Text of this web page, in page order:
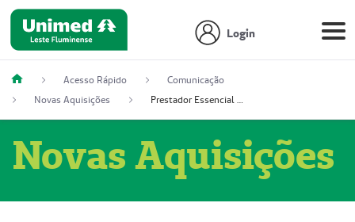
Login
Acesso Rápido
Comunicação
Novas Aquisições
Prestador Essencial Gestão em Saúde Ereli (51004354-7)
Novas Aquisições